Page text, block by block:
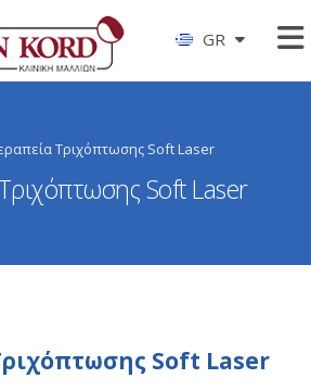
GR
Τριχόπτωσης Soft Laser
Soft Laser
Soft Laser